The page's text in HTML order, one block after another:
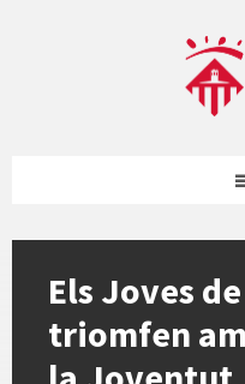
Els Joves
triomfen